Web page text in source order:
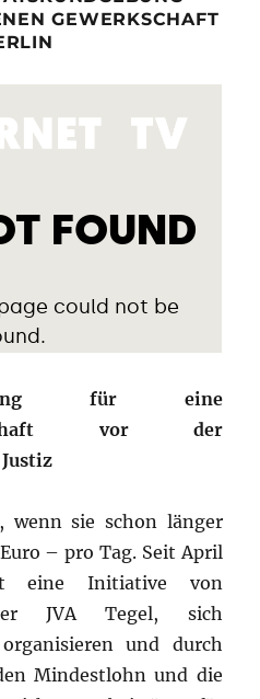
GEWERKSCHAFT
für eine
vor der
wenn sie schon länger
– pro Tag. Seit April
eine Initiative von
JVA Tegel, sich
und durch
Mindestlohn und die